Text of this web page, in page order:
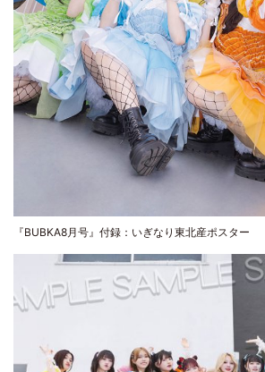
『BUBKA8月号』付録：いぎなり東北産ポスター